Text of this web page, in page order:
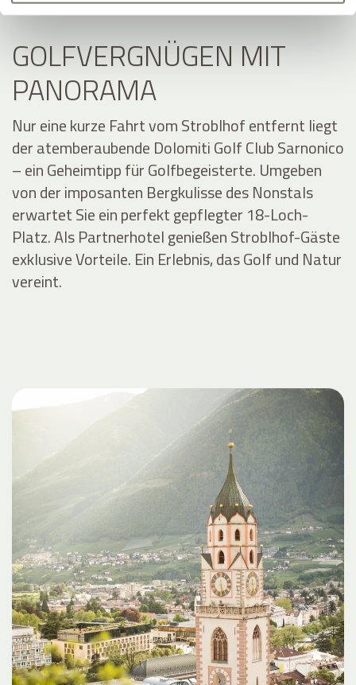
GOLFVERGNÜGEN MIT
PANORAMA
Nur eine kurze Fahrt vom Stroblhof entfernt liegt
der atemberaubende Dolomiti Golf Club Sarnonico
– ein Geheimtipp für Golfbegeisterte. Umgeben
von der imposanten Bergkulisse des Nonstals
erwartet Sie ein perfekt gepflegter 18-Loch-
Platz. Als Partnerhotel genießen Stroblhof-Gäste
exklusive Vorteile. Ein Erlebnis, das Golf und Natur
vereint.